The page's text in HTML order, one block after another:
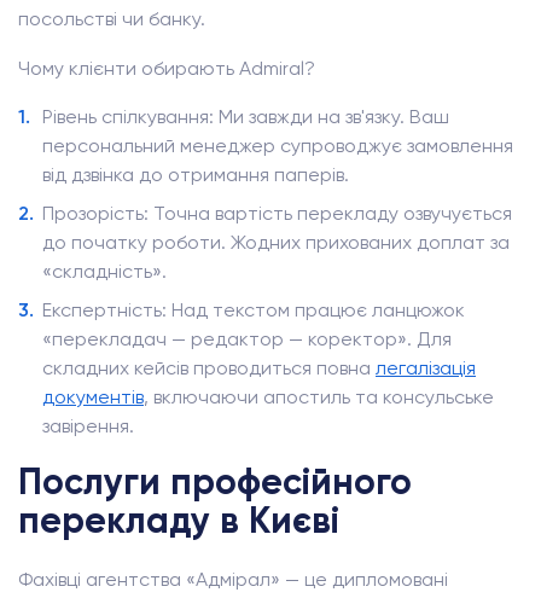
посольстві чи банку.
Чому клієнти обирають Admiral?
Рівень спілкування: Ми завжди на зв'язку. Ваш
персональний менеджер супроводжує замовлення
від дзвінка до отримання паперів.
Прозорість: Точна вартість перекладу озвучується
до початку роботи. Жодних прихованих доплат за
«складність».
Експертність: Над текстом працює ланцюжок
«перекладач — редактор — коректор». Для
складних кейсів проводиться повна легалізація
документів, включаючи апостиль та консульське
завірення.
Послуги професійного
перекладу в Києві
Фахівці агентства «Адмірал» — це дипломовані